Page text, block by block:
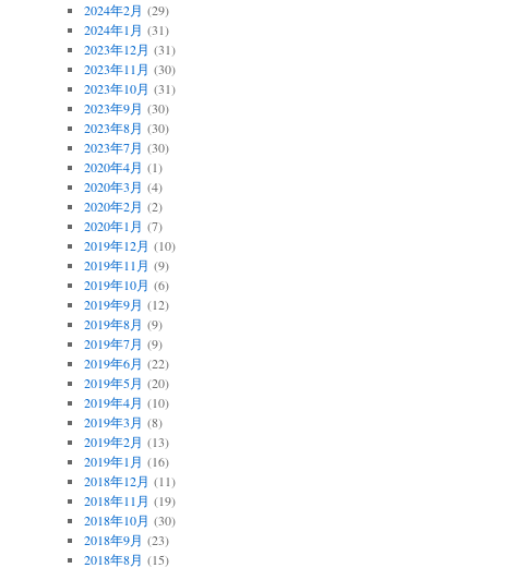
2024年2月 (29)
2024年1月 (31)
2023年12月 (31)
2023年11月 (30)
2023年10月 (31)
2023年9月 (30)
2023年8月 (30)
2023年7月 (30)
2020年4月 (1)
2020年3月 (4)
2020年2月 (2)
2020年1月 (7)
2019年12月 (10)
2019年11月 (9)
2019年10月 (6)
2019年9月 (12)
2019年8月 (9)
2019年7月 (9)
2019年6月 (22)
2019年5月 (20)
2019年4月 (10)
2019年3月 (8)
2019年2月 (13)
2019年1月 (16)
2018年12月 (11)
2018年11月 (19)
2018年10月 (30)
2018年9月 (23)
2018年8月 (15)